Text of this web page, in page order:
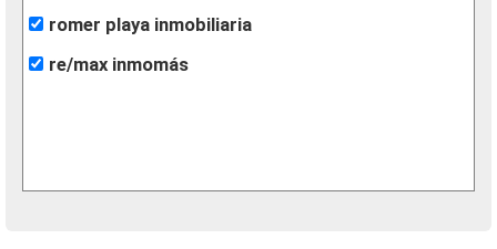
romer playa inmobiliaria
re/max inmomás